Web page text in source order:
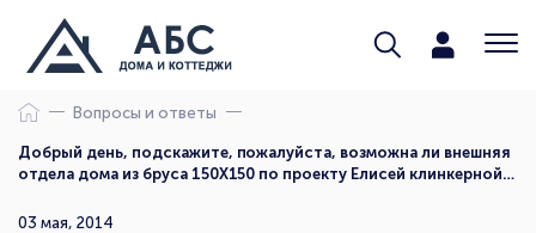
Вопросы и ответы
Добрый день, подскажите, пожалуйста, возможна ли внешняя
отдела дома из бруса 150Х150 по проекту Елисей клинкерной…
03 мая, 2014